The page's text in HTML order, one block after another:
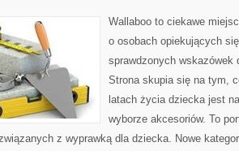
Wallaboo to ciekawe
o osobach opiekujących
sprawdzonych wskazówek
Strona skupia się na tym,
latach życia dziecka jest
wyborze akcesoriów. To
z wyprawką dla dziecka. Nowe